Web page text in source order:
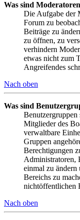
Was sind
Die Aufgabe der
Forum zu
Beiträge zu
zu öffnen, zu
verhindern
etwas nicht zum
Angreifendes
Nach oben
Was sind
Mitglieder des
verwaltbare
Gruppen
Berechtigungen
Administratoren,
einmal zu ändern
Bereichs zu
nichtöffentlichen
Nach oben